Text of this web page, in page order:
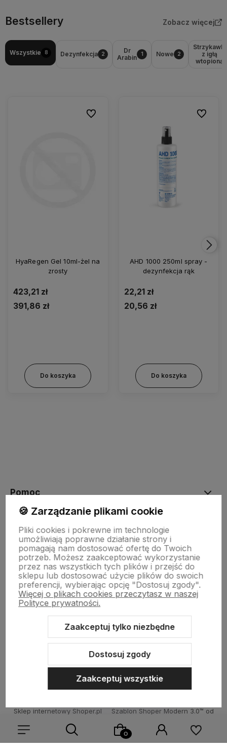
Bestsellery Zobacz więcej
Wszystkie 8 Dezynfekcja 2
Dr
Arabin 1 Nowe 2
Strzykawki
z igłą
wtopioną
HyaRegen Gel 10ml-żel na
zrosty
423,21 zł
391,86 zł
Do koszyka
Do ulubionych
AHD 1000 250ml spray -
dezynfekcja rąk
22,21 zł
20,56 zł
Do koszyka
Do
Pomoc
Moje konto
Płatności i dostawa
Informacje
Sklep internetowy Shoper.pl Szablon Shoper Modern 3.0™ od
🍪 Zarządzanie plikami cookie
Pliki cookies i pokrewne im technologie
umożliwiają poprawne działanie strony i
pomagają nam dostosować ofertę do Twoich
potrzeb. Możesz zaakceptować wykorzystanie
przez nas wszystkich tych plików i przejść do
sklepu lub dostosować użycie plików do swoich
preferencji, wybierając opcję "Dostosuj zgody".
Więcej o plikach cookies przeczytasz w naszej
Polityce prywatności.
Zaakceptuj tylko niezbędne
Dostosuj zgody
Zaakceptuj wszystkie